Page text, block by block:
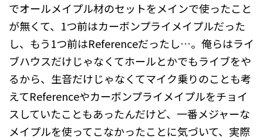
でオールメイプル材のセットをメインで使ったこと
が無くて、1つ前はカーボンプライメイプルだった
し、もう1つ前はReferenceだったし…。俺らはライ
ブハウスだけじゃなくてホールとかでもライブをや
るから、生音だけじゃなくてマイク乗りのことも考
えてReferenceやカーボンプライメイプルをチョイ
スしていたこともあったんだけど、一番メジャーな
メイプルを使ってこなかったことに気づいて、実際